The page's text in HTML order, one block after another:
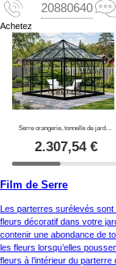
20880640
Achetez
2.307,54€
Film de Serre
Les parterres surélevés sont
fleurs décoratif dans votre
contenir une abondance de
les fleurs lorsqu’elles
fleurs à l’intérieur du